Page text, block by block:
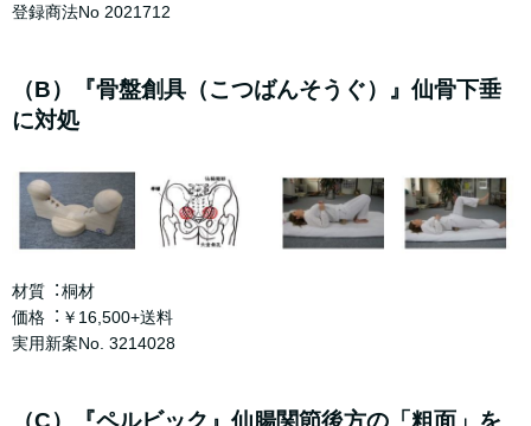
登録商法No 2021712
（B）『⾻盤創具（こつばんそうぐ）』仙⾻下垂
に対処
材質︓桐材
価格︓￥16,500+送料
実⽤新案No. 3214028